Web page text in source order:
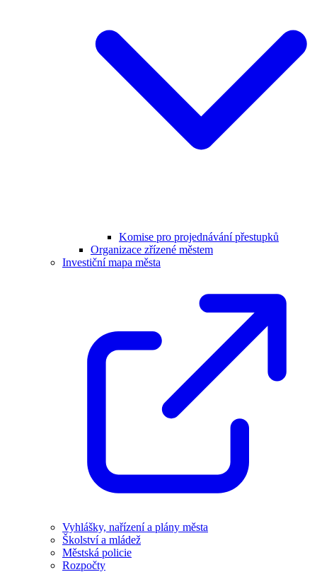
Komise pro projednávání přestupků
Organizace zřízené městem
Investiční mapa města
Vyhlášky, nařízení a plány města
Školství a mládež
Městská policie
Rozpočty